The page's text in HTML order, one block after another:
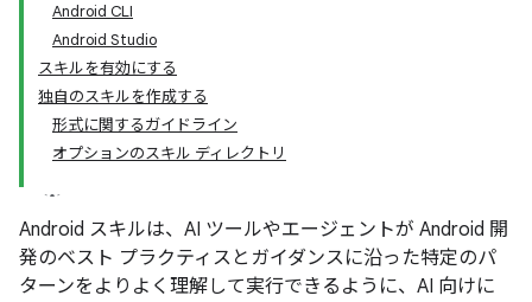
Android CLI
Android Studio
スキルを有効にする
独自のスキルを作成する
形式に関するガイドライン
オプションのスキル ディレクトリ
Android スキルは、AI ツールやエージェントが Android 開
発のベスト プラクティスとガイダンスに沿った特定のパ
ターンをよりよく理解して実行できるように、AI 向けに